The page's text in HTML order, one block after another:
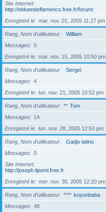
Site Internet
http://elduendeflamenco.free.fr/forum/
Enregistré le
mar. nov. 01, 2005 11:27 pm
Rang, Nom d’utilisateur
William
Messages
0
Enregistré le
mar. nov. 15, 2005 10:50 pm
Rang, Nom d’utilisateur
Sergeï
Messages
4
Enregistré le
lun. nov. 21, 2005 10:52 pm
Rang, Nom d’utilisateur ** Tom
Messages
14
Enregistré le
lun. nov. 28, 2005 12:53 pm
Rang, Nom d’utilisateur
Gadjo latino
Messages
0
Site Internet
http://joseph.lipomi.free.fr
Enregistré le
mer. nov. 30, 2005 12:20 pm
Rang, Nom d’utilisateur **** koyunbaba
Messages
48